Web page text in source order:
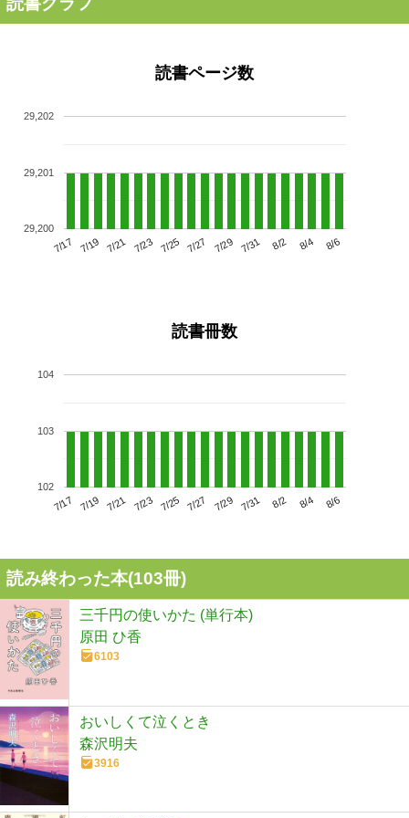
読書ページ数
7/17 7/19 7/21 7/23 7/25 7/27 7/29 7/31 8/2 8/4 8/6
29,200
29,201
29,202
読書冊数
7/17 7/19 7/21 7/23 7/25 7/27 7/29 7/31 8/2 8/4 8/6
102
103
104
読み終わった本(103冊)
三千円の使いかた (単行本)
原田 ひ香
6103
おいしくて泣くとき
森沢明夫
3916